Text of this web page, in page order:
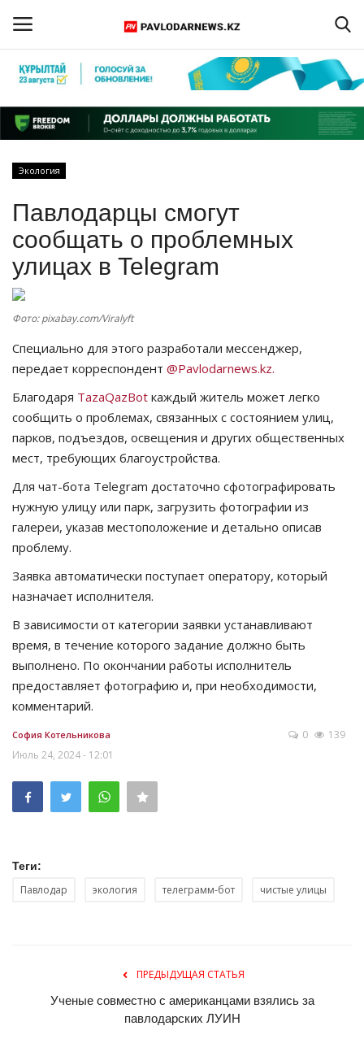
Регистрация
Главная
ПАВЛОДАРСКАЯ ОБЛАСТЬ
КАЗАХСТАН
МИР
СПЕЦПРОЕКТЫ
СПОРТ
Чек-лист
OFFICIAL
Курултай
Язык
Қазақша Русский
Экология
Павлодарцы смогут
сообщать о проблемных
улицах в Telegram
Фото: pixabay.com/Viralyft
Специально для этого разработали мессенджер,
передает корреспондент @Pavlodarnews.kz.
Благодаря TazaQazBot каждый житель может легко
сообщить о проблемах, связанных с состоянием улиц,
парков, подъездов, освещения и других общественных
мест, требующих благоустройства.
Для чат-бота Telegram достаточно сфотографировать
нужную улицу или парк, загрузить фотографии из
галереи, указав местоположение и детально описав
проблему.
Заявка автоматически поступает оператору, который
назначает исполнителя.
В зависимости от категории заявки устанавливают
время, в течение которого задание должно быть
выполнено. По окончании работы исполнитель
предоставляет фотографию и, при необходимости,
комментарий.
София Котельникова
Июль 24, 2024 - 12:01
0 139
Теги:
Павлодар экология телеграмм-бот чистые улицы
ПРЕДЫДУЩАЯ СТАТЬЯ
Ученые совместно с американцами взялись за
павлодарских ЛУИН